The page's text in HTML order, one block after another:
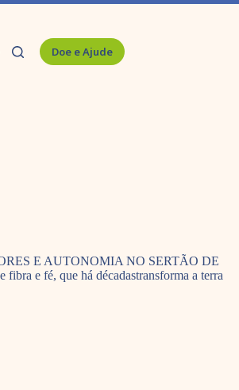
Doe e Ajude
E AUTONOMIA NO SERTÃO DE
e fé, que há décadastransforma a terra